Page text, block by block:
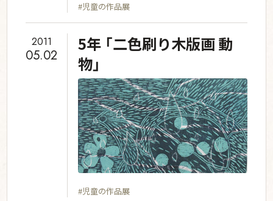
#児童の作品展
生は卒業制作としてステンドグラスを制作中で
す。ガラスカットやはんだづけなど、難しい作
業ですが、自分たちのデザインした図案がかた
ちとなる日を楽しみにしながら、協力し、心を
込めて取り組んでいます。 子ども達の夢の詰ま
った力作が勢揃いする図工展。図工展でしか見
られない作品もありますので、ぜひお越し下さ
い。
2011
05.02
5年 「二色刷り木版画 動
物」
#児童の作品展